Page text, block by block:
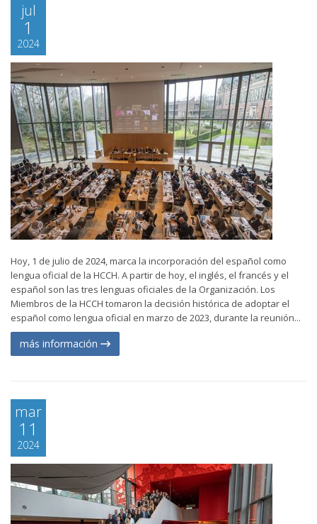
jul
1
2024
Hoy, 1 de julio de 2024, marca la incorporación del español como
lengua oficial de la HCCH. A partir de hoy, el inglés, el francés y el
español son las tres lenguas oficiales de la Organización. Los
Miembros de la HCCH tomaron la decisión histórica de adoptar el
español como lengua oficial en marzo de 2023, durante la reunión...
más información
mar
11
2024